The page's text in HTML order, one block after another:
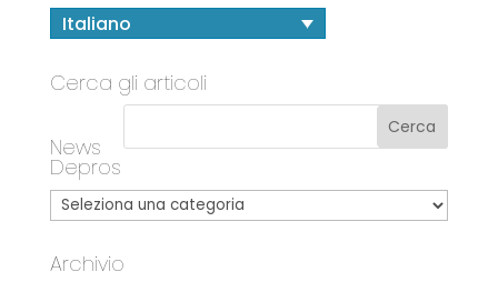
Italiano
Cerca gli articoli
News
Depros
Archivio